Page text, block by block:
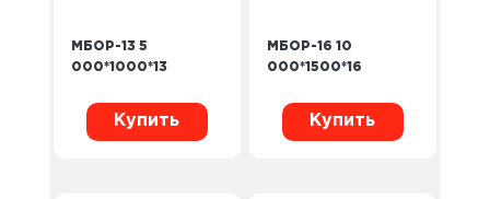
МБОР-13 5
000*1000*13
Купить
МБОР-16 10
000*1500*16
Купить